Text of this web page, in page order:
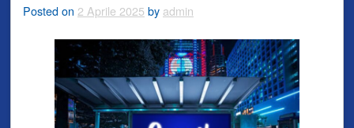
Posted on 2 Aprile 2025 by admin